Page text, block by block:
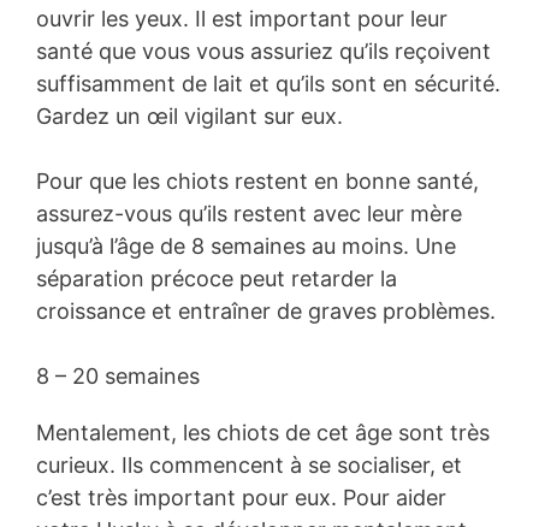
ouvrir les yeux. Il est important pour leur
santé que vous vous assuriez qu’ils reçoivent
suffisamment de lait et qu’ils sont en sécurité.
Gardez un œil vigilant sur eux.
Pour que les chiots restent en bonne santé,
assurez-vous qu’ils restent avec leur mère
jusqu’à l’âge de 8 semaines au moins. Une
séparation précoce peut retarder la
croissance et entraîner de graves problèmes.
8 – 20 semaines
Mentalement, les chiots de cet âge sont très
curieux. Ils commencent à se socialiser, et
c’est très important pour eux. Pour aider